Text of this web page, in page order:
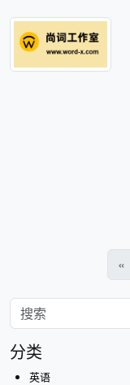
«
分类
英语